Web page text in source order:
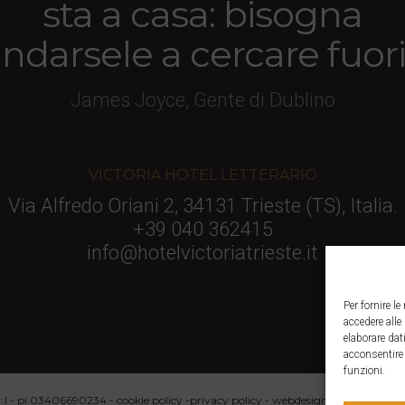
Per fornire
accedere
elaborare
funzioni.
sta a casa: bisogna
a cercare
James Joyce, Gente di Dublino
VICTORIA HOTEL LETTERARIO
Via Alfredo Oriani 2, 34131 Trieste (TS), Italia.
+39 040 362415
info@hotelvictoriatrieste.it
- pi 03406690234 - cookie policy -privacy policy - webdesign: noiza.com